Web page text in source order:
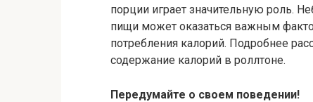
порции играет значительную роль.
пищи может оказаться важным
потребления калорий. Подробнее
содержание калорий в роллтоне.
Передумайте о своем поведении!